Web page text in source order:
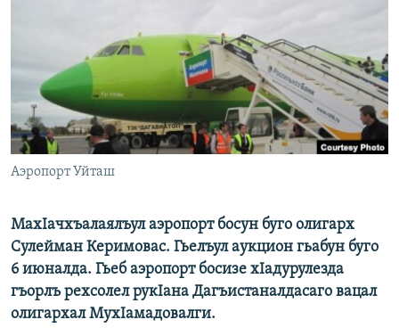
ПОДПИШИТЕСЬ НА РАССЫЛКУ
СОЦИАЛЬНЫЕ СЕТИ
Все сайты РСЕ/РС
Аэропорт Уйташ
МахIачхъалаялъул аэропорт босун буго олигарх
Сулейман Керимовас. Гьелъул аукцион гьабун буго
6 июналда. Гьеб аэропорт босизе хIадурулезда
гъорлъ рехсолел рукIана Дагъистаналдасаго вацал
олигархал МухIамадовалги.